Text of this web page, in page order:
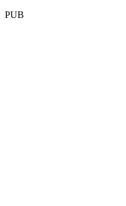
PUB